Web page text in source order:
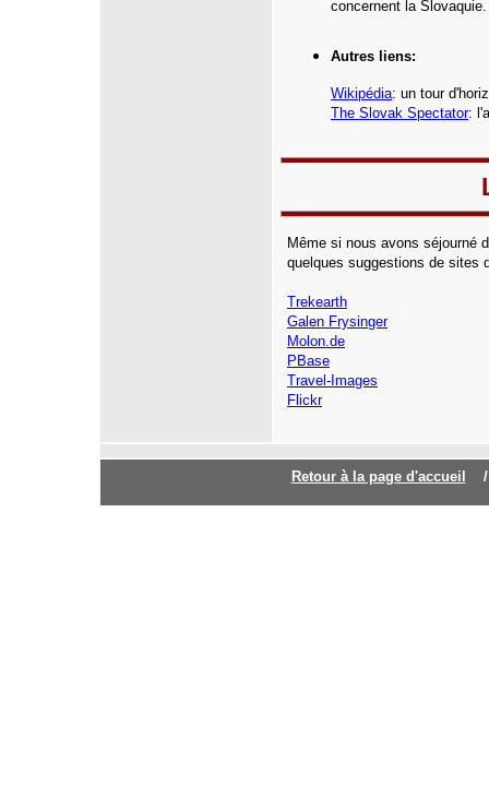
concernent la Slovaquie.
Autres liens:
Wikipédia: un tour
The Slovak Spectator:
Même si nous avons séjourné
quelques suggestions de sites
Trekearth
Galen Frysinger
Molon.de
PBase
Travel-Images
Flickr
Retour à la page d'accuei